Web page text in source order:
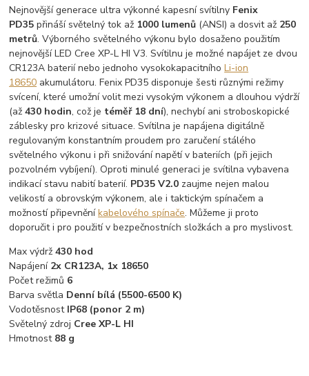
Nejnovější generace ultra výkonné kapesní svítilny Fenix
PD35 přináší světelný tok až 1000 lumenů (ANSI) a dosvit až 250
metrů. Výborného světelného výkonu bylo dosaženo použitím
nejnovější LED Cree XP-L HI V3. Svítilnu je možné napájet ze dvou
CR123A baterií nebo jednoho vysokokapacitníhoLi-ion
18650 akumulátoru. Fenix PD35 disponuje šesti různými režimy
svícení, které umožní volit mezi vysokým výkonem a dlouhou výdrží
(až430 hodin, což je téměř 18 dní), nechybí ani stroboskopické
záblesky pro krizové situace. Svítilna je napájena digitálně
regulovaným konstantním proudem pro zaručení stálého
světelného výkonu i při snižování napětí v bateriích (při jejich
pozvolném vybíjení). Oproti minulé generaci je svítilna vybavena
indikací stavu nabití baterií. PD35 V2.0 zaujme nejen malou
velikostí a obrovským výkonem, ale i taktickým spínačem a
možností připevněníkabelového spínače. Můžeme ji proto
doporučit i pro použití v bezpečnostních složkách a pro myslivost.
Max výdrž430 hod
Napájení 2x CR123A, 1x 18650
Počet režimů 6
Barva světla Denní bílá (5500-6500 K)
Vodotěsnost IP68 (ponor 2 m)
Světelný zdroj Cree XP-L HI
Hmotnost 88 g